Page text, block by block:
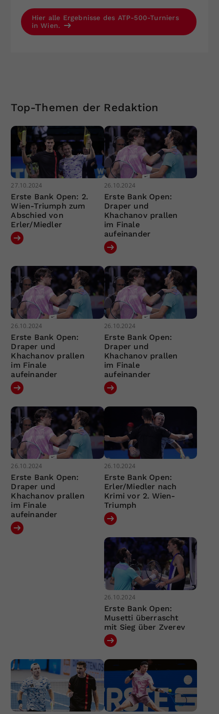
Hier alle Ergebnisse des ATP-500-Turniers
in Wien.
Top-Themen der Redaktion
27.10.2024
Erste Bank Open: 2.
Wien-Triumph zum
Abschied von
Erler/Miedler
26.10.2024
Erste Bank Open:
Draper und
Khachanov prallen
im Finale
aufeinander
26.10.2024
Erste Bank Open:
Draper und
Khachanov prallen
im Finale
aufeinander
26.10.2024
Erste Bank Open:
Draper und
Khachanov prallen
im Finale
aufeinander
26.10.2024
Erste Bank Open:
Draper und
Khachanov prallen
im Finale
aufeinander
26.10.2024
Erste Bank Open:
Erler/Miedler nach
Krimi vor 2. Wien-
Triumph
26.10.2024
Erste Bank Open:
Musetti überrascht
mit Sieg über Zverev